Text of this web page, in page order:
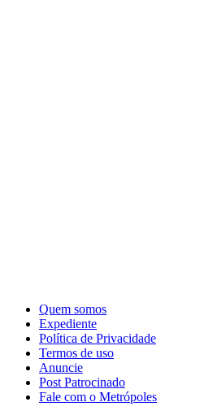
Quem somos
Expediente
Política de Privacidade
Termos de uso
Anuncie
Post Patrocinado
Fale com o Metrópoles